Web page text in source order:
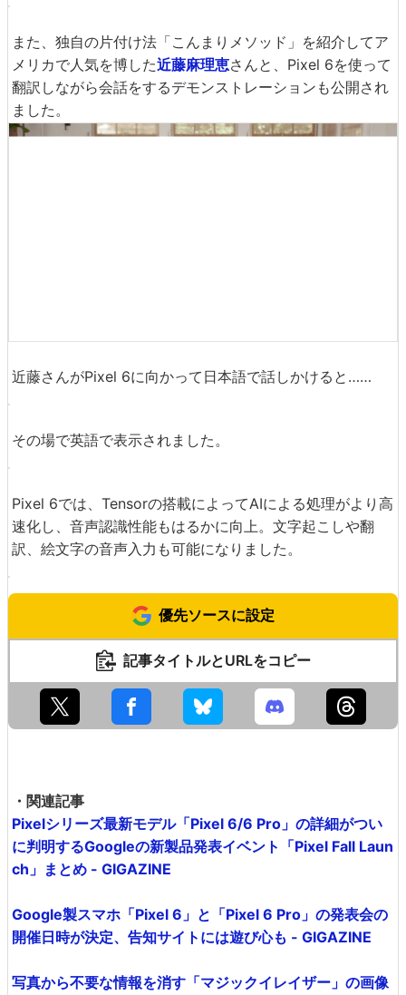
話した言葉をそのまま別の言語に翻訳するPixel 6の自動翻
訳機能は、音声入力と同様に高速でスムーズなものになっ
ているとのこと。翻訳の品質は従来から18％向上し、翻訳
処理の電力効率も挙がったとのこと。実際にPixel 6に英語
また、独自の片付け法「こんまりメソッド」を紹介してア
翻訳しながら会話をするデモンストレーションも公開され
ました。